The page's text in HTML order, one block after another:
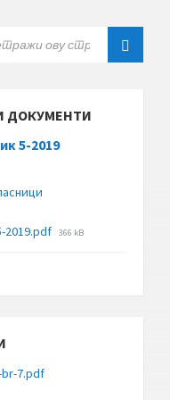
ДОКУМЕНТИ
5-2019
2019.pdf File
366 kB
br-7.pdf